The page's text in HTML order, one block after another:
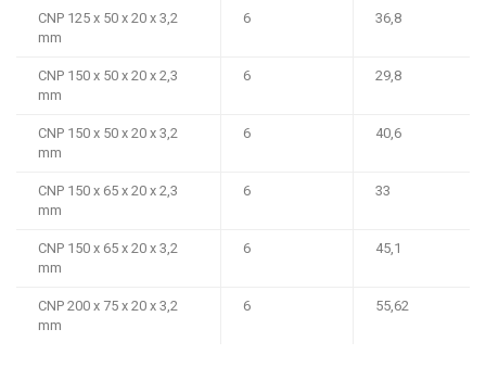
CNP 125 x 50 x 20 x 3,2
mm
6 36,8
CNP 150 x 50 x 20 x 2,3
mm
6 29,8
CNP 150 x 50 x 20 x 3,2
mm
6 40,6
CNP 150 x 65 x 20 x 2,3
mm
6 33
CNP 150 x 65 x 20 x 3,2
mm
6 45,1
CNP 200 x 75 x 20 x 3,2
mm
6 55,62